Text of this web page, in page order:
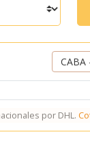
por DHL.